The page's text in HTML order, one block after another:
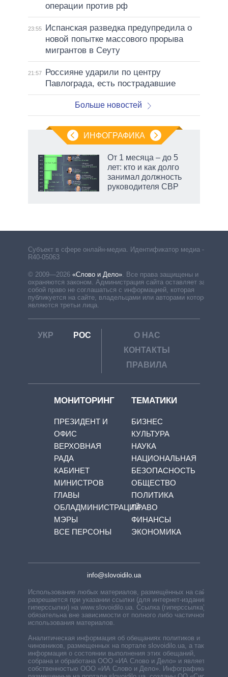
операции против рф
23:55
Испанская разведка предупредила о
новой попытке массового прорыва
мигрантов в Сеуту
21:57
Россияне ударили по центру
Павлограда, есть пострадавшие
Больше новостей
ИНФОГРАФИКА
От 1 месяца – до 5
лет: кто и как долго
занимал должность
руководителя СВР
Субъект в сфере онлайн-медиа. Идентификатор медиа –
R40-05063
© 2009—2026 «Слово и Дело»
Все права защищены и
охраняются законом. Администрация сайта оставляет за
собой право не соглашаться с информацией, которая
публикуется на сайте, владельцами или авторами которой
являются третьи лица.
УКР РОС
О НАС
КОНТАКТЫ
ПРАВИЛА
МОНИТОРИНГ
ПРЕЗИДЕНТ И
ОФИС
ВЕРХОВНАЯ
РАДА
КАБИНЕТ
МИНИСТРОВ
ГЛАВЫ
ОБЛАДМИНИСТРАЦИЙ
МЭРЫ
ВСЕ ПЕРСОНЫ
ТЕМАТИКИ
БИЗНЕС
КУЛЬТУРА
НАУКА
НАЦИОНАЛЬНАЯ
БЕЗОПАСНОСТЬ
ОБЩЕСТВО
ПОЛИТИКА
ПРАВО
ФИНАНСЫ
ЭКОНОМИКА
info@slovoidilo.ua
Использование любых материалов, размещённых на сайте,
разрешается при указании ссылки (для интернет-изданий —
гиперссылки) на www.slovoidilo.ua. Ссылка (гиперссылка)
обязательна вне зависимости от полного либо частичного
использования материалов.
Аналитическая информация об обещаниях политиков и
чиновников, размещенных на портале slovoidilo.ua, а также
информация о состоянии выполнения этих обещаний,
собрана и обработана ООО «ИА Слово и Дело» и является
собственностью ООО «ИА Слово и Дело». Инфографики,